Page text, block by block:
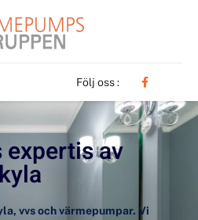
Följ oss :
expertis av
vvs och värmepumpar. Vi